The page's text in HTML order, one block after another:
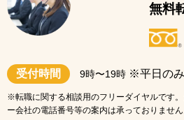
無料
受付時間 9時〜19時 ※平日のみ
※転職に関する相談用のフリーダイヤルです
ー会社の電話番号等の案内は承っておりません